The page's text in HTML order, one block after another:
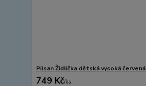
Pilsan Židlička dětská vysoká červená
749 Kč/ks